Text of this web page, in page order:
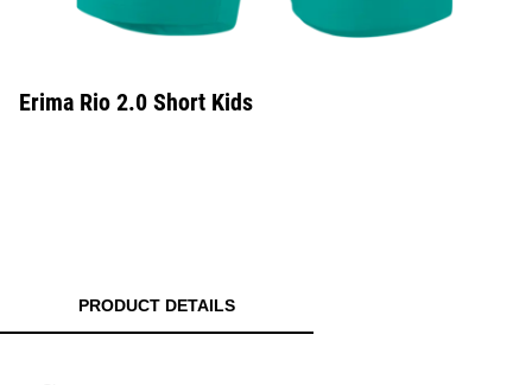
Erima Rio 2.0 Short Kids
PRODUCT DETAILS